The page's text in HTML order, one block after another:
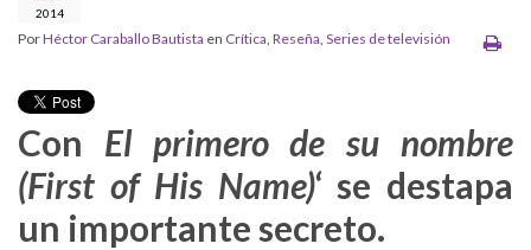
2014
PorHéctor Caraballo Bautista en Crítica Reseña Series de televisión
Con El primero de su nombre
(First of His Name)‘ se destapa
un importante secreto.